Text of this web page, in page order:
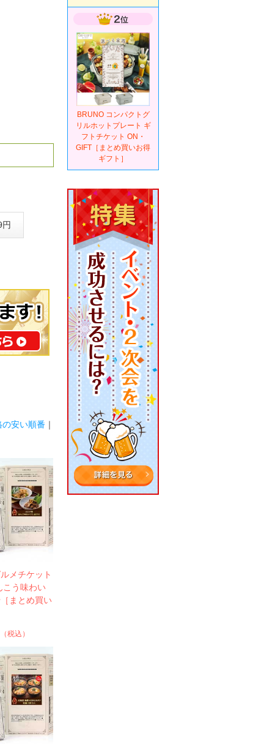
の安い順番 ｜
メチケット
こう味わい
まとめ買い
（税込）
BRUNO コンパクトグ
リルホットプレート ギ
フトチケット ON・
GIFT［まとめ買いお得
ギフト］